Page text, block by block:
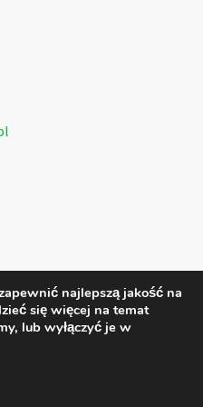
Malczyk
najlepszą jakość na
się więcej na temat
lub wyłączyć je w